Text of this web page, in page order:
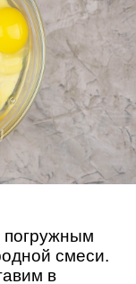
погружным
смеси.
в